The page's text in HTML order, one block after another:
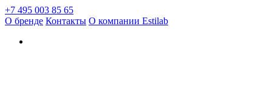
+7 495 003 85 65
О бренде Контакты О компании Estilab